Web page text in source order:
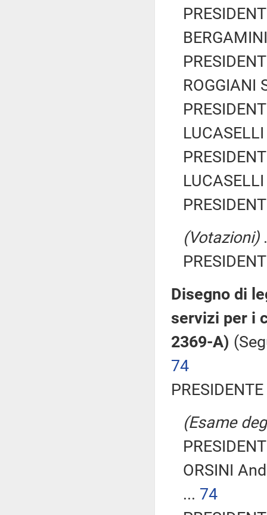
ROGGIANI
(Votazioni)
Disegno di
servizi per i
2369-A)
74
(Esame
ORSINI
... 74